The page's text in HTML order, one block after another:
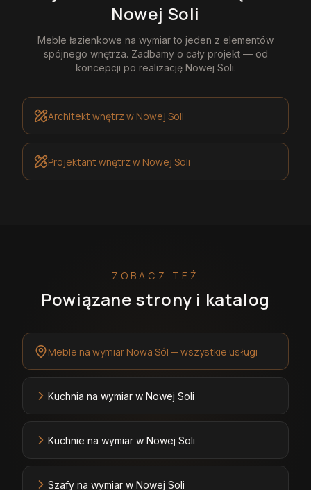
Nowej Soli
Meble łazienkowe na wymiarto jeden z elementów
spójnego wnętrza. Zadbamy o cały projekt — od
koncepcji po realizację Nowej Soli.
Architekt wnętrzw Nowej Soli
Projektant wnętrzw Nowej Soli
ZOBACZ TEŻ
Powiązane strony i katalog
Meble na wymiar Nowa Sól — wszystkie usługi
Kuchnia na wymiar w Nowej Soli
Kuchnie na wymiar w Nowej Soli
Szafy na wymiar w Nowej Soli